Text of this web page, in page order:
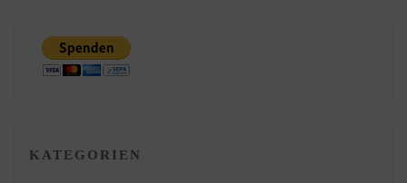
KATEGORIEN